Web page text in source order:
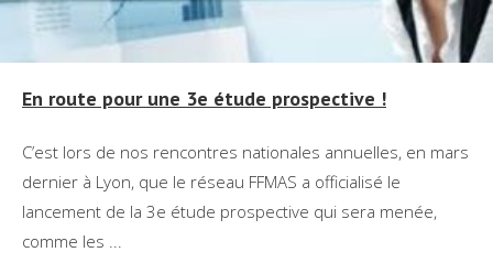
En route pour une 3e étude prospective !
C’est lors de nos rencontres nationales annuelles, en mars
dernier à Lyon, que le réseau FFMAS a officialisé le
lancement de la 3e étude prospective qui sera menée,
comme les ...